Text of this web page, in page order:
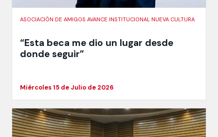
ASOCIACIÓN DE AMIGOS AVANCE INSTITUCIONAL NUEVA CULTURA
“Esta beca me dio un lugar desde
donde seguir”
Miércoles 15 de Julio de 2026